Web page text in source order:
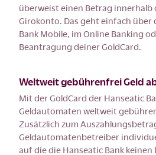
überweist einen Betrag innerhalb
Girokonto. Das geht einfach über
Bank Mobile, im Online Banking
Beantragung deiner GoldCard.
Weltweit gebührenfrei Geld
Mit der GoldCard der Hanseatic
Geldautomaten weltweit
Zusätzlich zum
Geldautomatenbetreiber
auf die die Hanseatic Bank